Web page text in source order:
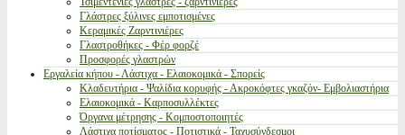
Γλάστρες ξύλινες εμποτισμένες
Κεραμικές Ζαρντινιέρες
Γλαστροθήκες - Φέρ φορζέ
Προσφορές γλαστρών
Εργαλεία κήπου - Λάστιχα - Ελαιοκομικά - Σπορείς
Κλαδευτήρια - Ψαλίδια κορυφής - Ακροκόφτες γκαζόν- Εμβολιαστήρια
Ελαιοκομικά - Καρποσυλλέκτες
Όργανα μέτρησης - Κομποστοποιητές
Λάστιχα ποτίσματος - Ποτιστικά - Ταχυσύνδεσμοι